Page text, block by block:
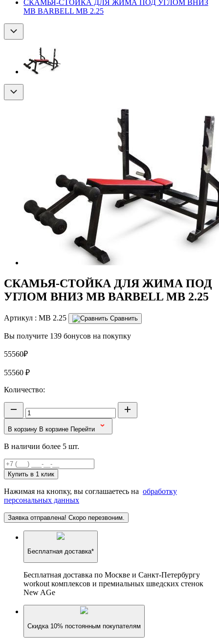
СКАМЬЯ-СТОЙКА ДЛЯ ЖИМА ПОД УГЛОМ ВНИЗ
MB BARBELL MB 2.25
СКАМЬЯ-СТОЙКА ДЛЯ ЖИМА ПОД
УГЛОМ ВНИЗ MB BARBELL MB 2.25
Артикул : MB 2.25 Сравнить
Вы получите 139 бонусов на покупку
55560₽
55560 ₽
Количество:
В корзину В корзине Перейти
В наличии более 5 шт.
Купить в 1 клик
Нажимая на кнопку, вы соглашаетесь на обработку
персональных данных
Заявка отправлена! Скоро перезвоним.
Бесплатная доставка*
Бесплатная доставка по Москве и Санкт-Петербургу
workout комплексов и премиальных шведских стенок
New AGe
Скидка 10% постоянным покупателям